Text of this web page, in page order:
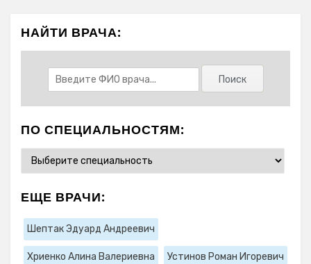
НАЙТИ ВРАЧА:
ПО СПЕЦИАЛЬНОСТЯМ:
ЕЩЕ ВРАЧИ:
Шептак Эдуард Андреевич
Хриенко Алина Валериевна Устинов Роман Игоревич